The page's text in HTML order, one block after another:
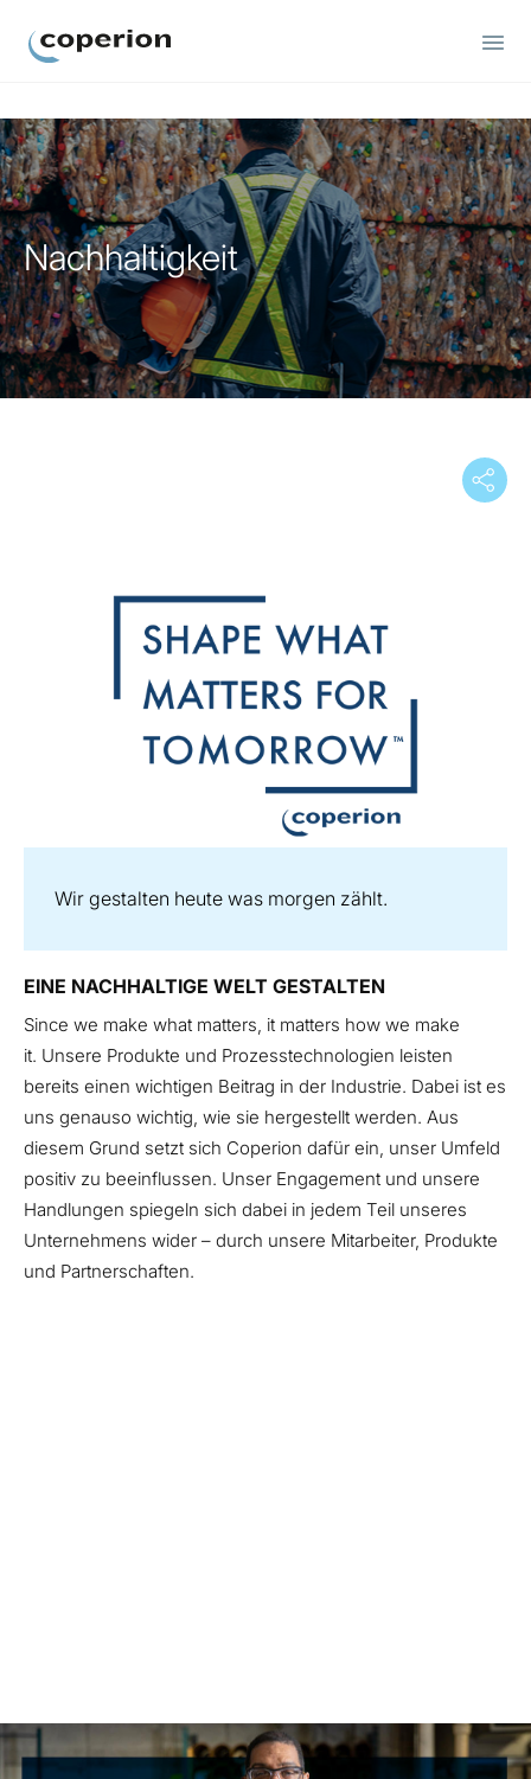
Nachhaltigkeit
Wir gestalten heute was morgen zählt.
EINE NACHHALTIGE WELT GESTALTEN
Since we make what matters, it matters how we make
it. Unsere Produkte und Prozesstechnologien leisten
bereits einen wichtigen Beitrag in der Industrie. Dabei ist es
uns genauso wichtig, wie sie hergestellt werden. Aus
diesem Grund setzt sich Coperion dafür ein, unser Umfeld
positiv zu beeinflussen. Unser Engagement und unsere
Handlungen spiegeln sich dabei in jedem Teil unseres
Unternehmens wider – durch unsere Mitarbeiter, Produkte
und Partnerschaften.